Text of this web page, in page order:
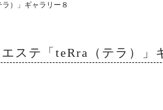
）」ギャラリー８
ステ「teRra（テラ）」